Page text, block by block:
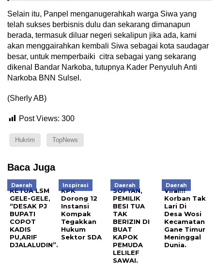
Selain itu, Panpel menganugerahkah warga Siwa yang
telah sukses berbisnis dulu dan sekarang dimanapun
berada, termasuk diluar negeri sekalipun jika ada, kami
akan menggairahkan kembali Siwa sebagai kota saudagar
besar, untuk memperbaiki citra sebagai yang sekarang
dikenal Bandar Narkoba, tutupnya Kader Penyuluh Anti
Narkoba BNN Sulsel.
(Sherly AB)
Post Views: 300
Hukrim TopNews
Baca Juga
Daerah
KETUA LSM
GELE-GELE,
“DESAK PJ
BUPATI
COPOT
KADIS
PU,ARIF
DJALALUDIN”.
Inspirasi
KPK
Dorong 12
Instansi
Kompak
Tegakkan
Hukum
Sektor SDA
Daerah
SOFYAN,
PEMILIK
BESI TUA
TAK
BERIZIN DI
BUAT
KAPOK
PEMUDA
LELILEF
SAWAI.
Daerah
Viral!!!
Korban Tak
Lari Di
Desa Wosi
Kecamatan
Gane Timur
Meninggal
Dunia.